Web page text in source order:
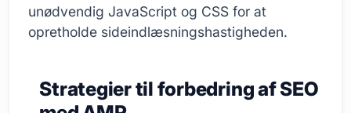
unødvendig JavaScript og CSS for at
opretholde sideindlæsningshastigheden.
Strategier til forbedring af SEO